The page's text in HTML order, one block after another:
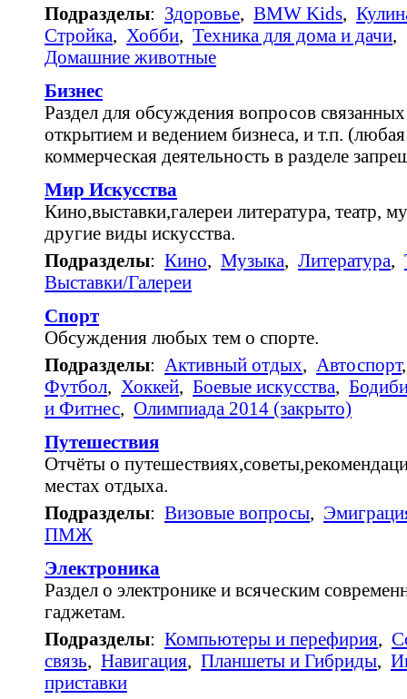
Подразделы: Здоровье, BMW Kids,
Стройка, Хобби, Техника для дома и дачи,
Домашние животные
Бизнес
Раздел для обсуждения вопросов
открытием и ведением бизнеса, и т.п. (любая
коммерческая деятельность в разделе
Мир Искусства
Кино,выставки,галереи литература, театр,
другие виды искусства.
Подразделы: Кино, Музыка, Литература,
Выставки/Галереи
Спорт
Обсуждения любых тем о спорте.
Подразделы: Активный отдых, Автоспорт
Футбол, Хоккей, Боевые искусства,
и Фитнес, Олимпиада 2014 (закрыто)
Путешествия
Отчёты о
местах отдыха.
Подразделы: Визовые вопросы,
ПМЖ
Электроника
Раздел о электронике и всяческим
гаджетам.
Подразделы: Компьютеры и перефирия,
связь, Навигация, Планшеты и Гибриды,
приставки